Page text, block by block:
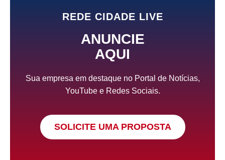
REDE CIDADE LIVE
ANUNCIE
AQUI
Sua empresa em destaque no Portal de Notícias,
YouTube e Redes Sociais.
SOLICITE UMA PROPOSTA